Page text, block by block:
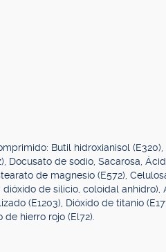
Butil hidroxianisol (E320),
Docusato de sodio, Sacarosa,
de magnesio (E572),
de silicio, coloidal anhidro),
(E1203), Dióxido de titanio
de hierro rojo (El72).